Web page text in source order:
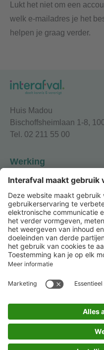
Lukt het niet om een
welk e-mailadres je het
helpen je graag verder.
Huis Madou
Bischoffsheimlaan 1-8,
Tel. 02 211 55 00
Werking
Onze leden
Jaarbericht
© 2026 Interafval
Privacybeleid
Cookiepolicy
Toegankelijkheidsverklaring